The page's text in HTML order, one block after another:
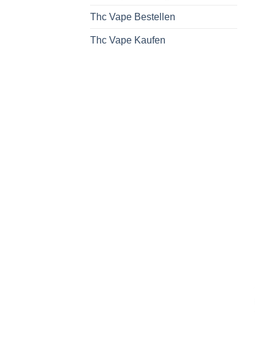
Thc Vape Bestellen
Thc Vape Kaufen